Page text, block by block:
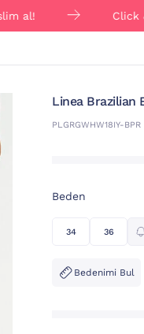
Click &
Linea Brazilian
PLGRGWHW18IY-BPR
Beden
34 36
Bedenimi Bul